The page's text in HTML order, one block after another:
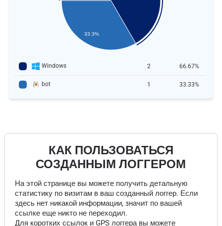
33.3%
Windows 2 66.67%
bot 1 33.33%
КАК ПОЛЬЗОВАТЬСЯ
СОЗДАННЫМ ЛОГГЕРОМ
На этой странице вы можете получить детальную
статистику по визитам в ваш созданный логгер. Если
здесь нет никакой информации, значит по вашей
ссылке еще никто не переходил.
Для коротких ссылок и GPS логгера вы можете